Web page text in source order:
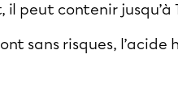
peut contenir jusqu’à
sans risques,